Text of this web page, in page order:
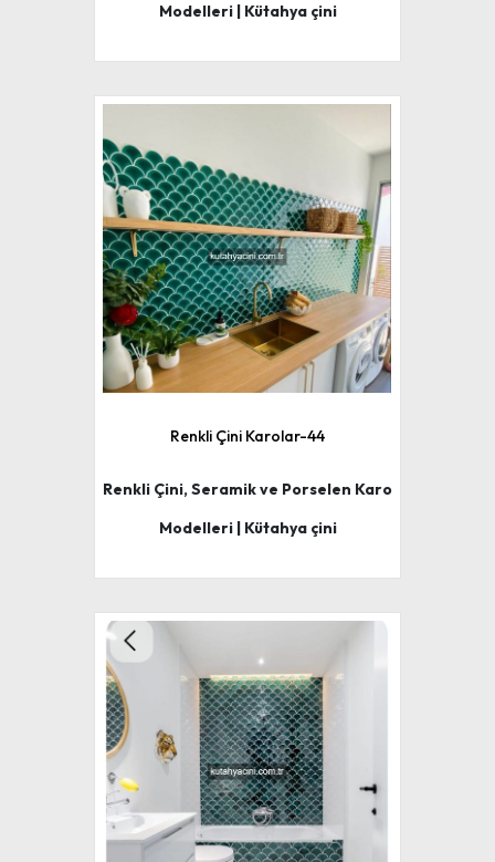
Modelleri | Kütahya çini
Renkli Çini Karolar-44
Renkli Çini, Seramik ve Porselen Karo
Modelleri | Kütahya çini